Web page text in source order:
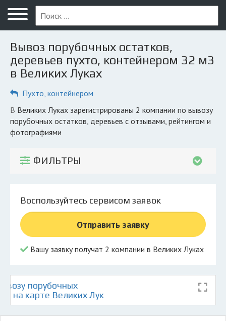
Меню
Главная
Вопрос юристу
Великие Луки
ПОЛЬЗОВАТЕЛЯМ
Компании
Экоблог
Личный кабинет
Вывоз порубочных остатков,
деревьев пухто, контейнером 32 м3
в Великих Луках
Пухто, контейнером
в Великих Луках зарегистрированы 2 компании по вывозу
порубочных остатков, деревьев с отзывами, рейтингом и
фотографиями
ФИЛЬТРЫ
Воспользуйтесь сервисом заявок
Отправить заявку
Вашу заявку получат 2 компании в Великих Луках
порубочных
на карте Великих Лук